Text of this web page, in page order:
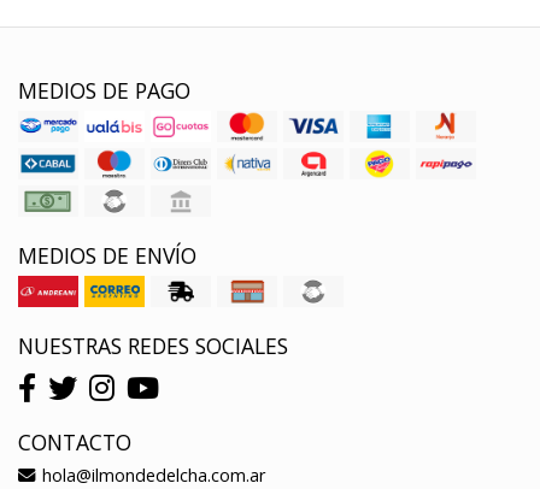
MEDIOS DE PAGO
MEDIOS DE ENVÍO
NUESTRAS REDES SOCIALES
CONTACTO
hola@ilmondedelcha.com.ar